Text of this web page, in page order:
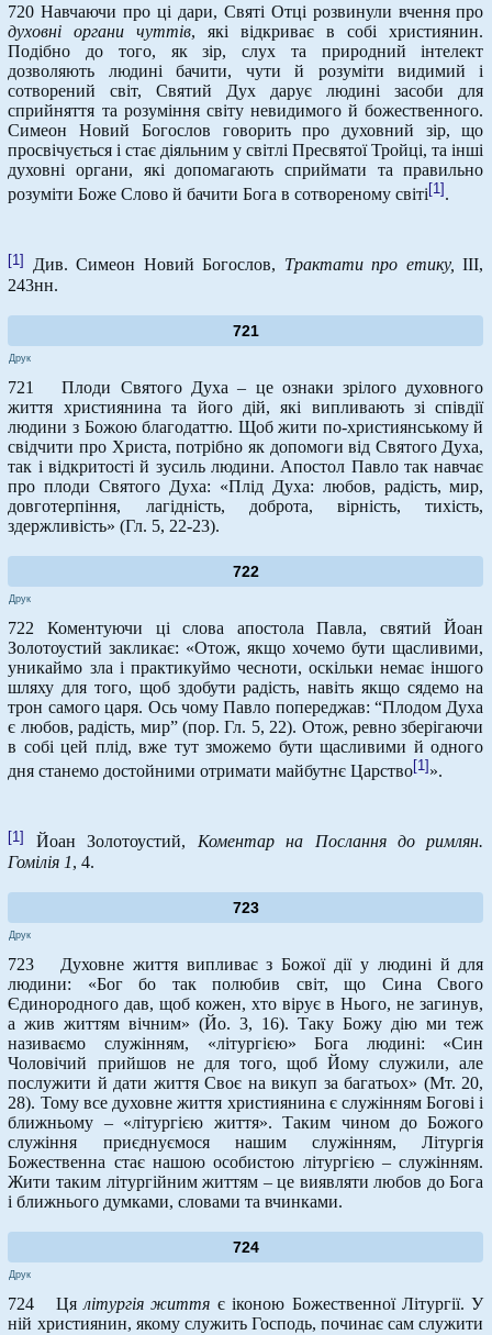
720 Навчаючи про ці дари, Святі Отці розвинули вчення про
духовні органи чуттів, які відкриває в собі християнин.
Подібно до того, як зір, слух та природний інтелект
дозволяють людині бачити, чути й розуміти видимий і
сотворений світ, Святий Дух дарує людині засоби для
сприйняття та розуміння світу невидимого й божественного.
Симеон Новий Богослов говорить про духовний зір, що
просвічується і стає діяльним у світлі Пресвятої Тройці, та інші
духовні органи, які допомагають сприймати та правильно
розуміти Боже Слово й бачити Бога в сотвореному світі [1] .
[1] Див. Симеон Новий Богослов, Трактати про етику, ІІІ,
243нн.
721
Друк
721 Плоди Святого Духа – це ознаки зрілого духовного
життя християнина та його дій, які випливають зі співдії
людини з Божою благодаттю. Щоб жити по-християнському й
свідчити про Христа, потрібно як допомоги від Святого Духа,
так і відкритості й зусиль людини. Апостол Павло так навчає
про плоди Святого Духа: «Плід Духа: любов, радість, мир,
довготерпіння, лагідність, доброта, вірність, тихість,
здержливість» (Гл. 5, 22-23).
722
Друк
722 Коментуючи ці слова апостола Павла, святий Йоан
Золотоустий закликає: «Отож, якщо хочемо бути щасливими,
уникаймо зла і практикуймо чесноти, оскільки немає іншого
шляху для того, щоб здобути радість, навіть якщо сядемо на
трон самого царя. Ось чому Павло попереджав: “Плодом Духа
є любов, радість, мир” (пор. Гл. 5, 22). Отож, ревно зберігаючи
в собі цей плід, вже тут зможемо бути щасливими й одного
дня станемо достойними отримати майбутнє Царство[1] ».
[1] Йоан Золотоустий, Коментар на Послання до римлян.
Гомілія 1, 4.
723
Друк
723 Духовне життя випливає з Божої дії у людині й для
людини: «Бог бо так полюбив світ, що Сина Свого
Єдинородного дав, щоб кожен, хто вірує в Нього, не загинув,
а жив життям вічним» (Йо. 3, 16). Таку Божу дію ми теж
називаємо служінням, «літургією» Бога людині: «Син
Чоловічий прийшов не для того, щоб Йому служили, але
послужити й дати життя Своє на викуп за багатьох» (Мт. 20,
28). Тому все духовне життя християнина є служінням Богові і
ближньому – «літургією життя». Таким чином до Божого
служіння приєднуємося нашим служінням, Літургія
Божественна стає нашою особистою літургією – служінням.
Жити таким літургійним життям – це виявляти любов до Бога
і ближнього думками, словами та вчинками.
724
Друк
724 Цялітургія життя є іконою Божественної Літургії. У
ній християнин, якому служить Господь, починає сам служити